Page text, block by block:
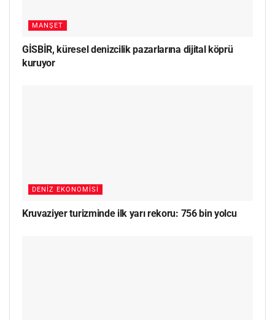
MANŞET
GİSBİR, küresel denizcilik pazarlarına dijital köprü
kuruyor
DENIZ EKONOMISI
Kruvaziyer turizminde ilk yarı rekoru: 756 bin yolcu